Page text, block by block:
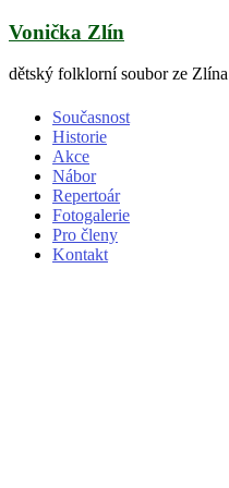
Skip
content
Vonička Zlín
dětský folklorní soubor ze Zlína
Současnost
Historie
Akce
Nábor
Repertoár
Fotogalerie
Pro členy
Kontakt